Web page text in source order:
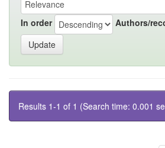
In order Authors/
Results 1-1 of 1 (Search time: 0.001